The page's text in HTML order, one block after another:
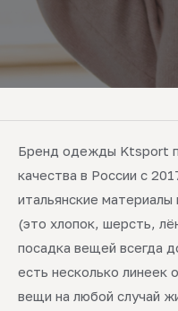
Бренд одежды Ktsport
качества в России с
итальянские
(это хлопок, шерсть,
посадка вещей всегда
есть несколько
вещи на любой случай